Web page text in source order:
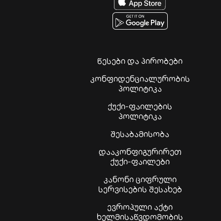
წესები და პირობები
კონფიდენციალურობის
პოლიტიკა
ქუქი-ფაილების
პოლიტიკა
შესაბამისობა
დააკონფიგურირეთ
ქუქი-ფაილები
კანონი ციფრული
სერვისების შესახებ
ევროპული აქტი
ხელმისაწვდომობის